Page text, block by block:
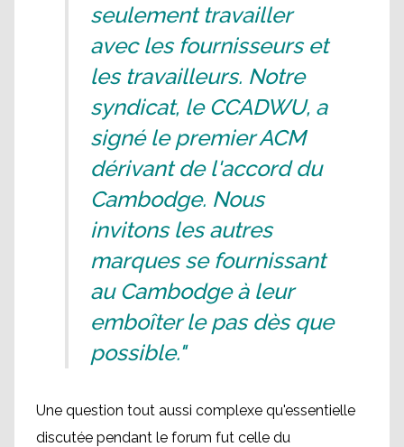
seulement travailler
avec les fournisseurs et
les travailleurs. Notre
syndicat, le CCADWU, a
signé le premier ACM
dérivant de l'accord du
Cambodge. Nous
invitons les autres
marques se fournissant
au Cambodge à leur
emboîter le pas dès que
possible."
Une question tout aussi complexe qu'essentielle
discutée pendant le forum fut celle du